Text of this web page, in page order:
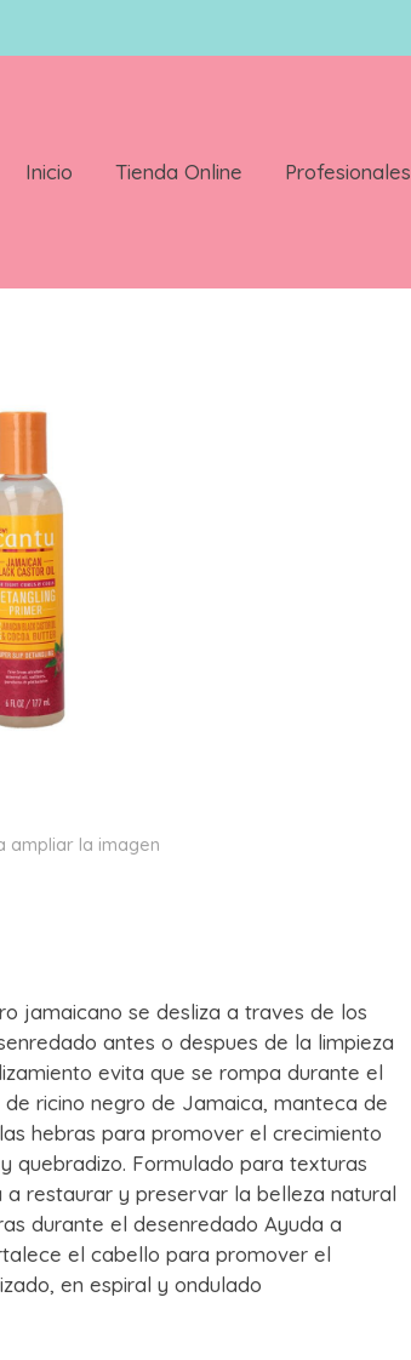
Inicio Tienda Online Profesionales
Oil Detangling Primer 177 ml
ampliar la imagen
jamaicano se desliza a traves de los
antes o despues de la limpieza
evita que se rompa durante el
ricino negro de Jamaica, manteca de
hebras para promover el crecimiento
quebradizo. Formulado para texturas
a restaurar y preservar la belleza natural
durante el desenredado Ayuda a
el cabello para promover el
en espiral y ondulado